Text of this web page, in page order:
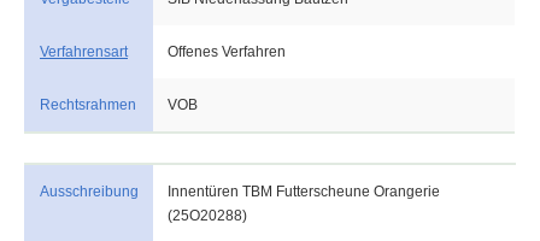
Verfahrensart Offenes Verfahren
Rechtsrahmen VOB
Ausschreibung
Innentüren TBM Futterscheune Orangerie
(25O20288)